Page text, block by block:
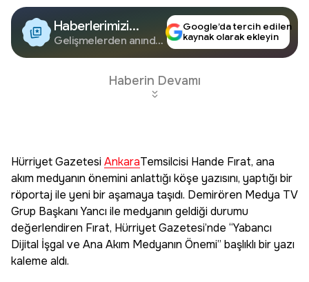
Haberlerimizi
Google'da Takip
Edin
Gelişmelerden anında
Google’da tercih edilen
kaynak olarak ekleyin
Haberin Devamı
Hürriyet GazetesiAnkaraTemsilcisi Hande Fırat, ana
akım medyanın önemini anlattığı köşe yazısını, yaptığı bir
röportaj ile yeni bir aşamaya taşıdı. Demirören Medya TV
Grup Başkanı Yancı ile medyanın geldiği durumu
değerlendiren Fırat, Hürriyet Gazetesi’nde “Yabancı
Dijital İşgal ve Ana Akım Medyanın Önemi” başlıklı bir yazı
kaleme aldı.